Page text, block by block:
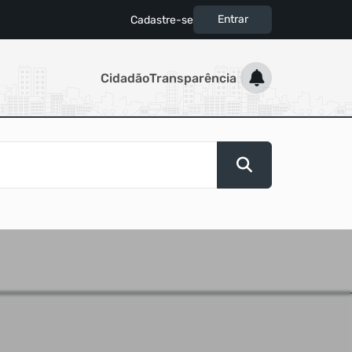
Cadastre-se Entrar
CidadãoTransparência